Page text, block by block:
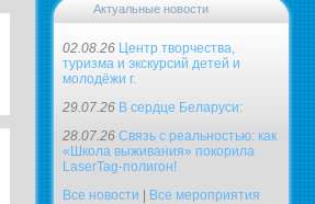
Актуальные новости
02.08.26 Центр творчества,
туризма и экскурсий детей и
молодёжи г.
29.07.26 В сердце Беларуси:
28.07.26 Связь с реальностью: как
«Школа выживания» покорила
LaserTag-полигон!
Все новости
Все мероприятия